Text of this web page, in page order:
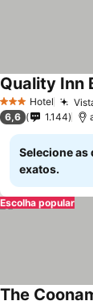
3 EstrelasHotel
Quality Inn
6,6 1.144
Selecione as
exatos.
Escolha popular
The